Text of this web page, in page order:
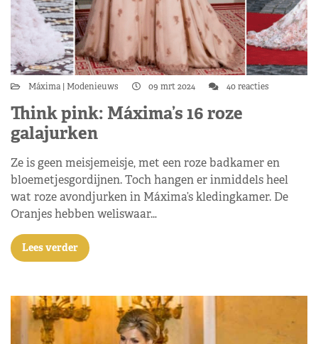
Máxima Modenieuws 09 mrt 2024 40 reacties
Think pink: Máxima’s 16 roze
galajurken
Ze is geen meisjemeisje, met een roze badkamer en
bloemetjesgordijnen. Toch hangen er inmiddels heel
wat roze avondjurken in Máxima’s kledingkamer. De
Oranjes hebben weliswaar…
Lees verder